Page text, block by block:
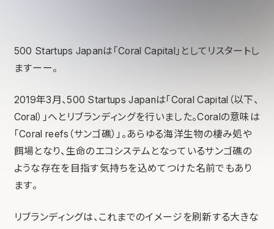
500 Startups Japanは「Coral Capital」としてリスタートし
ますーー。
2019年3月、500 Startups Japanは「Coral Capital（以下、
Coral）」へとリブランディングを行いました。Coralの意味は
「Coral reefs（サンゴ礁）」。あらゆる海洋生物の棲み処や
餌場となり、生命のエコシステムとなっているサンゴ礁の
ような存在を目指す気持ちを込めてつけた名前でもあり
ます。
リブランディングは、これまでのイメージを刷新する大きな